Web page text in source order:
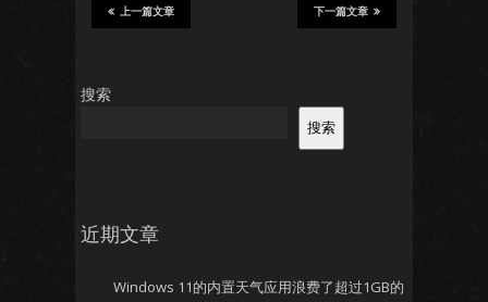
下一篇文章
上一篇文章
搜索
搜索
近期文章
Windows 11的内置天气应用浪费了超过1GB的